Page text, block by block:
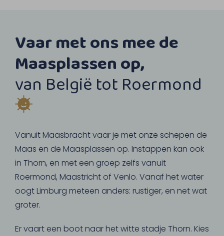
Vaar met ons mee de
Maasplassen op,
van België tot Roermond
Vanuit Maasbracht vaar je met onze schepen de
Maas en de Maasplassen op. Instappen kan ook
in Thorn, en met een groep zelfs vanuit
Roermond, Maastricht of Venlo. Vanaf het water
oogt Limburg meteen anders: rustiger, en net wat
groter.
Er vaart een boot naar het witte stadje Thorn. Kies